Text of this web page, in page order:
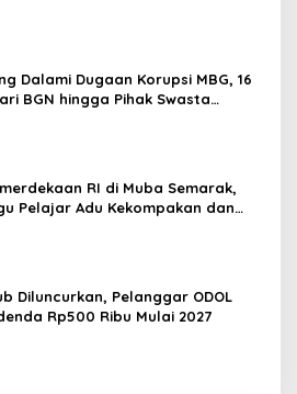
Dalami Dugaan Korupsi MBG, 16
BGN hingga Pihak Swasta
RI di Muba Semarak,
Pelajar Adu Kekompakan dan
Diluncurkan, Pelanggar ODOL
Rp500 Ribu Mulai 2027